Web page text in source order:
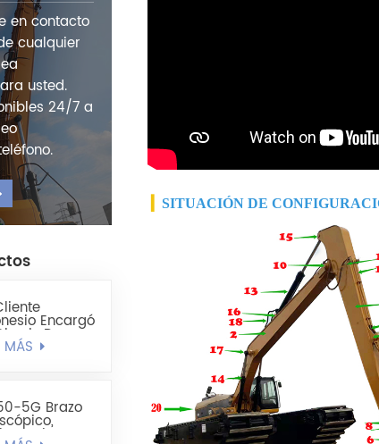
en contacto
cualquier
usted.
24/7 a
Encargó
De
MÁS
5G Brazo
Tipo
SITUACIÓN DE